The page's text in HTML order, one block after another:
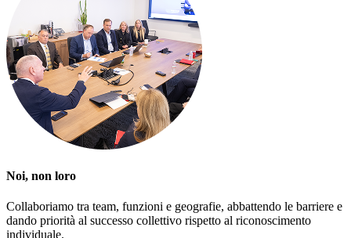
Noi, non loro
Collaboriamo tra team, funzioni e geografie, abbattendo le barriere e
dando priorità al successo collettivo rispetto al riconoscimento
individuale.